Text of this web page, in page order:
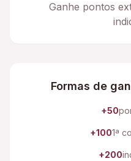
Ganhe pontos
Formas de
+50
+1001ª
+200